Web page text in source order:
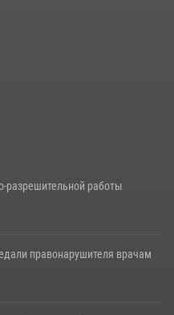
три попытки хищения в
разрешительной работы
правонарушителя врачам